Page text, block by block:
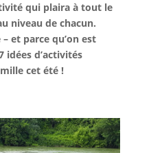
qui plaira à tout le
niveau de chacun.
et parce qu’on est
idées d’activités
cet été !